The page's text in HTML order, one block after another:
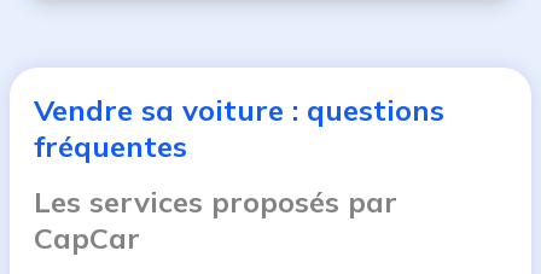
Vendre sa voiture : questions
fréquentes
Les services proposés par
CapCar